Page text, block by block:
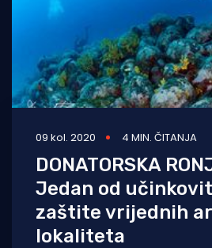
09 kol. 2020 4 MIN. ČITANJA
DONATORSKA
Jedan od
zaštite vrijednih
lokaliteta